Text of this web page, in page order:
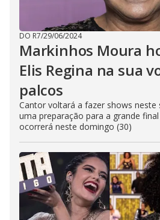
DO R7/29/06/2024
Markinhos Moura
Elis Regina na sua
palcos
Cantor voltará a fazer shows neste
uma preparação para a grande
ocorrerá neste domingo (30)